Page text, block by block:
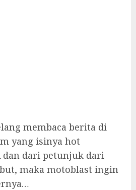
membaca berita di
yang isinya hot
dan dari petunjuk dari
maka motoblast ingin